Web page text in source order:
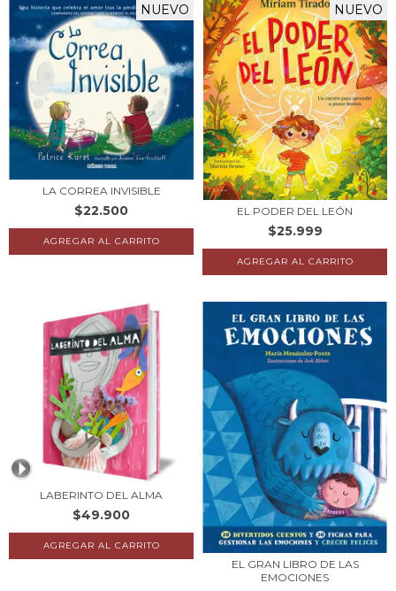
NUEVO
LA CORREA INVISIBLE
$22.500
NUEVO
EL PODER DEL LEÓN
$25.999
LABERINTO DEL ALMA
$49.900
EL GRAN LIBRO DE LAS
EMOCIONES